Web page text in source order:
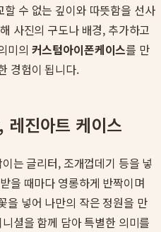
수 없는 깊이와 따뜻함을 선사
사진의 구도나 배경, 추가하고
미의 커스텀아이폰케이스를 만
경험이 됩니다.
레진아트 케이스
는 글리터, 조개껍데기 등을 넣
을 때마다 영롱하게 반짝이며
을 넣어 나만의 작은 정원을 만
셜을 함께 담아 특별한 의미를